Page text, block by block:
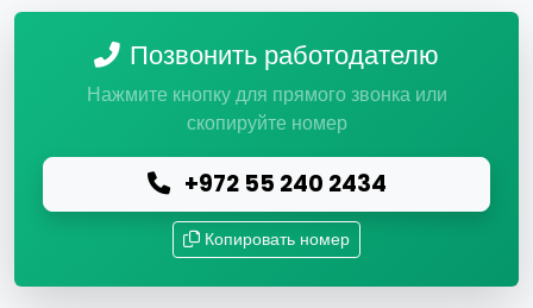
Позвонить работодателю
Нажмите кнопку для прямого звонка или
скопируйте номер
+972 55 240 2434
Копировать номер